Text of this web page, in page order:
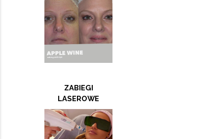
ZABIEGI
LASEROWE